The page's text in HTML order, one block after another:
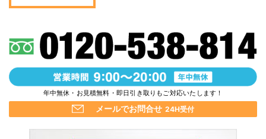
WEB割引券プレゼント！
年中無休・お見積無料・即日引き取りもご対応いたします！
メールでお問合せ 24H受付